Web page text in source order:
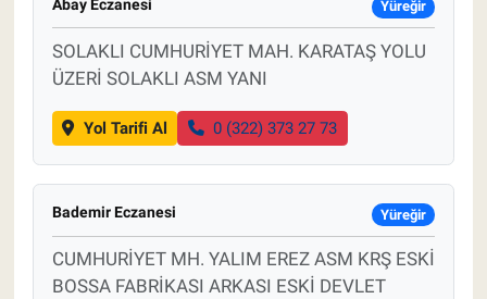
Abay Eczanesi Yüreğir
SOLAKLI CUMHURİYET MAH. KARATAŞ YOLU
ÜZERİ SOLAKLI ASM YANI
Yol Tarifi Al 0 (322) 373 27 73
Bademir Eczanesi Yüreğir
CUMHURİYET MH. YALIM EREZ ASM KRŞ ESKİ
BOSSA FABRİKASI ARKASI ESKİ DEVLET